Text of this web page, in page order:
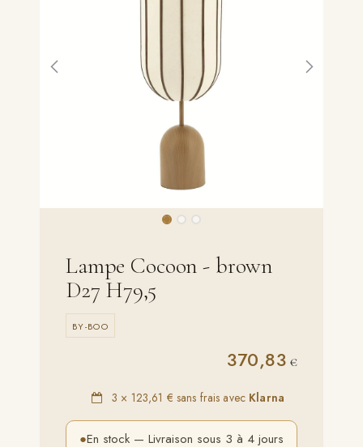
Lampe Cocoon - brown
D27 H79,5
BY-BOO
370,83 €
3 × 123,61 € sans frais avec Klarna
●En stock — Livraison sous 3 à 4 jours